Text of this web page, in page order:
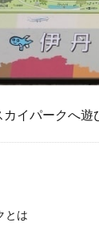
イパークへ遊
とは